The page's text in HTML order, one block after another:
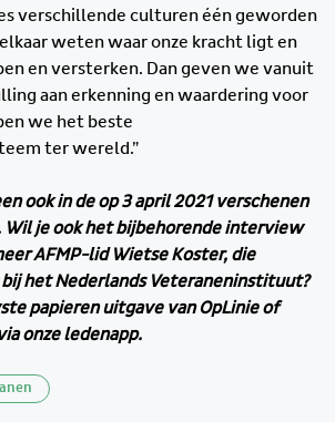
verschillende culturen één geworden
weten waar onze kracht ligt en
en versterken. Dan geven we vanuit
aan erkenning en waardering voor
we het beste
ter wereld.”
ook in de op 3 april 2021 verschenen
Wil je ook het bijbehorende interview
AFMP-lid Wietse Koster, die
het Nederlands Veteraneninstituut?
papieren uitgave van OpLinie of
onze ledenapp.